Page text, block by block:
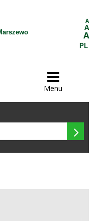
A
A
A
PL

Menu
